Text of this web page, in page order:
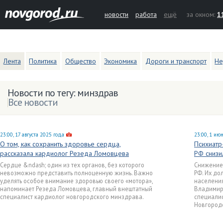
новости работа ещё за окном:
Лента Политика Общество Экономика Дороги и транспорт
Новости по тегу: минздрав
Все новости
23:00, 17 августа 2025 года
О том, как сохранить здоровье сердца,
рассказала кардиолог Резеда Ломовцева
Сердце &ndash; один из тех органов, без которого
невозможно представить полноценную жизнь. Важно
уделять особое внимание здоровью своего «мотора»,
напоминает Резеда Ломовцева, главный внештатный
специалист кардиолог новгородского минздрава.
23:00, 1
РФ
РФ. Их